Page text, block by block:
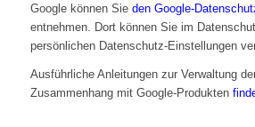
Google können Sie den Google-
entnehmen. Dort können Sie im
persönlichen Datenschutz-Einstellungen
Ausführliche Anleitungen zur Verwaltung
Zusammenhang mit Google-Produkten